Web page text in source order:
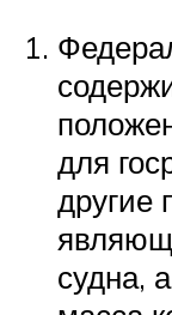
для
другие
судна,